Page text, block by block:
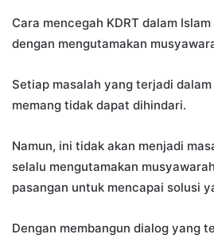
Cara mencegah KDRT dalam
dengan mengutamakan
Setiap masalah yang terjadi
memang tidak dapat dihindari.
Namun, ini tidak akan menjadi
selalu mengutamakan
pasangan untuk mencapai solusi
Dengan membangun dialog yang